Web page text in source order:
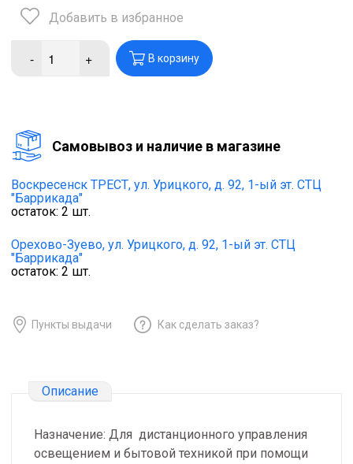
Добавить в избранное
- + В корзину
Cамовывоз и наличие в магазине
Воскресенск ТРЕСТ, ул. Урицкого, д. 92, 1-ый эт. СТЦ
"Баррикада"
остаток: 2 шт.
Орехово-Зуево, ул. Урицкого, д. 92, 1-ый эт. СТЦ
"Баррикада"
остаток: 2 шт.
Пункты выдачи Как сделать заказ?
Описание
Назначение: Для дистанционного управления
освещением и бытовой техникой при помощи